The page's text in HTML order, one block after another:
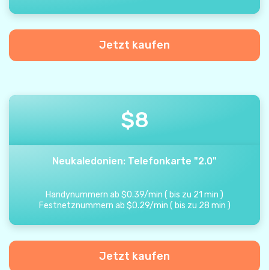
Jetzt kaufen
$8
Neukaledonien: Telefonkarte "2.0"
Handynummern ab $0.39/min ( bis zu 21 min )
Festnetznummern ab $0.29/min ( bis zu 28 min )
Jetzt kaufen